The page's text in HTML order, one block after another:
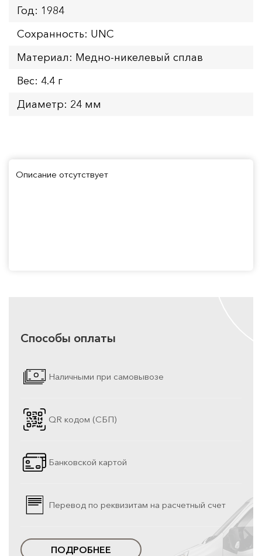
Год: 1984
Сохранность: UNC
Материал: Медно-никелевый сплав
Вес: 4.4 г
Диаметр: 24 мм
Описание отсутствует
Способы оплаты
Наличными при самовывозе
QR кодом (СБП)
Банковской картой
Перевод по реквизитам на расчетный счет
ПОДРОБНЕЕ